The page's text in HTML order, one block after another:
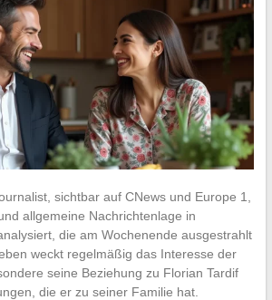
sichtbar auf CNews und Europe 1,
allgemeine Nachrichtenlage in
die am Wochenende ausgestrahlt
weckt regelmäßig das Interesse der
seine Beziehung zu Florian Tardif
die er zu seiner Familie hat.